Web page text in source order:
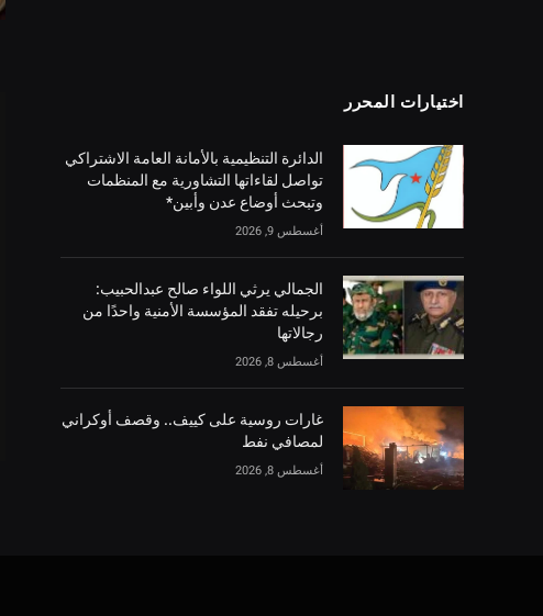
اختيارات المحرر
الدائرة التنظيمية بالأمانة العامة الاشتراكي
تواصل لقاءاتها التشاورية مع المنظمات
وتبحث أوضاع عدن وأبين*
أغسطس 9, 2026
الجمالي يرثي اللواء صالح عبدالحبيب:
برحيله تفقد المؤسسة الأمنية واحدًا من
رجالاتها
أغسطس 8, 2026
غارات روسية على كييف.. وقصف أوكراني
لمصافي نفط
أغسطس 8, 2026